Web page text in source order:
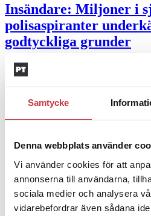
Samtycke
Denna webbplats använder
Vi använder cookies för att
annonserna till användarna,
sociala medier och analysera
vidarebefordrar även sådana
Insändare: Miljoner i
polisaspiranter
godtyckliga grunder
1 juni 2026
Jens Mårtensson:
ska han lära sig
Polisregionen
rättas till”
Mobilannons